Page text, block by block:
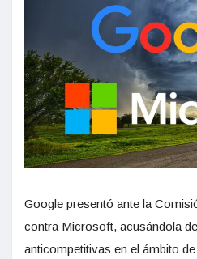
Google presentó ante la
contra Microsoft, acusándola
anticompetitivas en el ámbito